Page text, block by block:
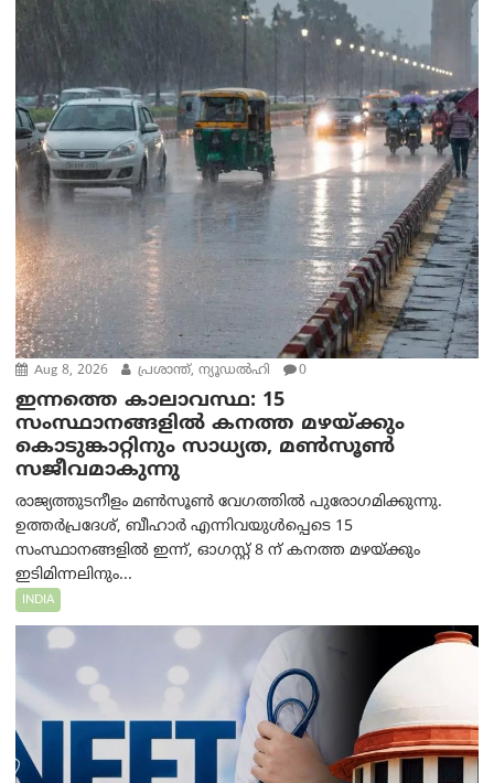
Aug 8, 2026 പ്രശാന്ത്, ന്യൂഡല്‍ഹി 0
ഇന്നത്തെ കാലാവസ്ഥ: 15
സംസ്ഥാനങ്ങളിൽ കനത്ത മഴയ്ക്കും
കൊടുങ്കാറ്റിനും സാധ്യത, മൺസൂൺ
സജീവമാകുന്നു
രാജ്യത്തുടനീളം മൺസൂൺ വേഗത്തിൽ പുരോഗമിക്കുന്നു.
ഉത്തർപ്രദേശ്, ബീഹാർ എന്നിവയുൾപ്പെടെ 15
സംസ്ഥാനങ്ങളിൽ ഇന്ന്, ഓഗസ്റ്റ് 8 ന് കനത്ത മഴയ്ക്കും
ഇടിമിന്നലിനും...
INDIA